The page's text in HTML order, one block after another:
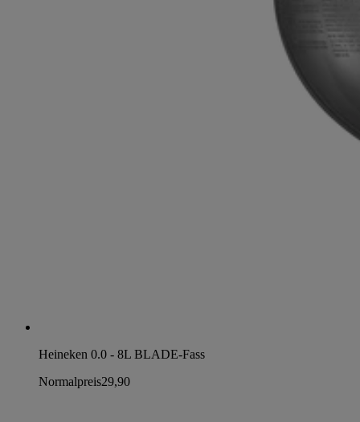
Heineken 0.0 - 8L BLADE-Fass
Normalpreis29,90